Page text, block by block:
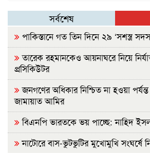
সর্বশেষ
পাকিস্তানে গত তিন দিনে ২৯ ‘সশস্ত্র
তারেক রহমানকেও আয়নাঘরে নিয়ে
প্রসিকিউটর
জনগণের অধিকার নিশ্চিত না হওয়া
জামায়াত আমির
বিএনপি ভারতকে ভয় পাচ্ছে: নাহিদ
নাটোরে বাস-ভুটভুটির মুখোমুখি সংঘর্ষে